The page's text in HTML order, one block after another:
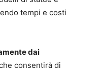
tempi e costi
dai
consentirà di